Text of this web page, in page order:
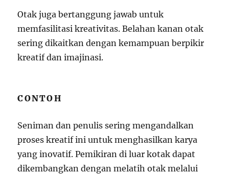
Otak juga bertanggung jawab untuk
memfasilitasi kreativitas. Belahan kanan otak
sering dikaitkan dengan kemampuan berpikir
kreatif dan imajinasi.
CONTOH
Seniman dan penulis sering mengandalkan
proses kreatif ini untuk menghasilkan karya
yang inovatif. Pemikiran di luar kotak dapat
dikembangkan dengan melatih otak melalui